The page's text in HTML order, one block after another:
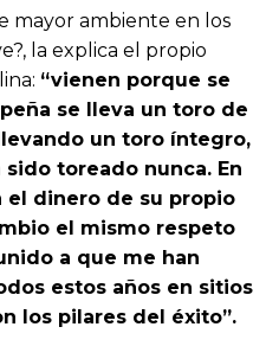
mayor ambiente en los
la explica el propio
“vienen porque se
se lleva un toro de
un toro íntegro,
toreado nunca. En
el dinero de su propio
el mismo respeto
a que me han
estos años en sitios
los pilares del éxito”.